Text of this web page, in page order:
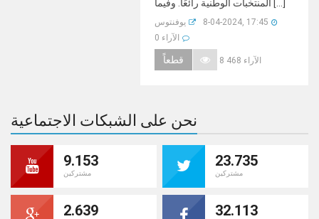
المنتخبات الوطنية رائعًا. وفيما [...]
يوفنتوس
8-04-2024, 17:45
0 الآراء
قطعاً 8 468 الآراء
نحن على الشبكات الاجتماعية
9.153
مشتركين
23.735
مشتركين
2.639 32.113